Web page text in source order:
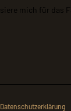
Datenschutzerklärung